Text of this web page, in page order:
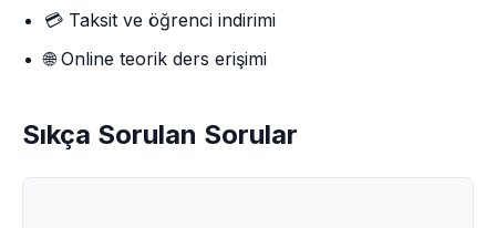
💳 Taksit ve öğrenci indirimi
🌐 Online teorik ders erişimi
Sıkça Sorulan Sorular